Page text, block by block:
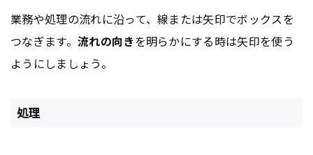
業務や処理の流れに沿って、線または矢印でボックスを
つなぎます。 流れの向きを明らかにする時は矢印を使う
ようにしましょう。
処理